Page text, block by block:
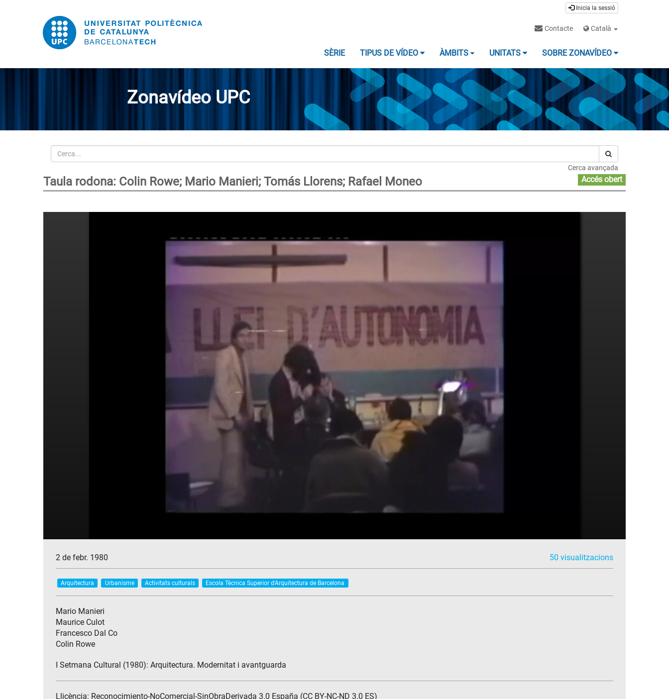
Inicia la sessió
Contacte Català
SÈRIE TIPUS DE VÍDEO ÀMBITS UNITATS SOBRE ZONAVÍDEO
Zonavídeo UPC
Cerca
Cerca avançada
Taula rodona: Colin Rowe; Mario Manieri; Tomás Llorens; Rafael Moneo Accés obert
2 de febr. 1980 50 visualitzacions
Arquitectura Urbanisme Activitats culturals Escola Tècnica Superior d'Arquitectura de Barcelona
Mario Manieri
Maurice Culot
Francesco Dal Co
Colin Rowe
I Setmana Cultural (1980): Arquitectura. Modernitat i avantguarda
Llicència: Reconocimiento-NoComercial-SinObraDerivada 3.0 España (CC BY-NC-ND 3.0 ES)